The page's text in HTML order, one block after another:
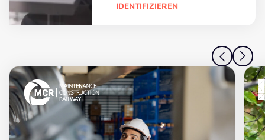
IDENTIFIZIEREN